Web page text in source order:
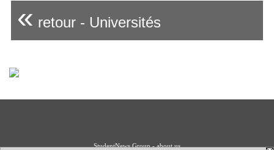
« retour - Universités
StudentNews Group - about us